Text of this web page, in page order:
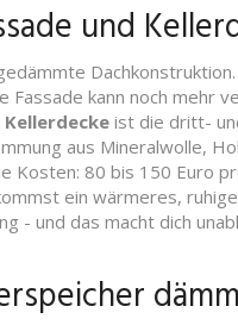
und
Fassade kann noch mehr
Kellerdecke ist die dritt-
aus Mineralwolle,
Kosten: 80 bis 150 Euro
ein wärmeres,
- und das macht dich